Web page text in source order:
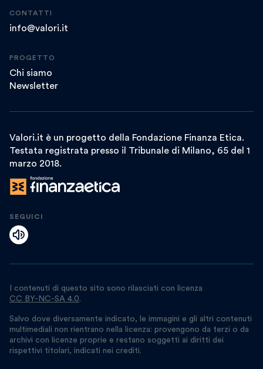
CONTATTI
info@valori.it
PROGETTO
Chi siamo
Newsletter
Valori.it è un progetto della Fondazione Finanza Etica.
Testata registrata presso il Tribunale di Milano, 65 del 1
marzo 2018.
SEGUICI
I contenuti di questo sito sono rilasciati con licenza
CC BY-NC-SA 4.0.
Salvo dove diversamente indicato, le immagini e gli altri contenuti
multimediali non rientrano nella licenza: provengono da terzi o da
archivi con licenze proprie e restano soggetti ai diritti dei
rispettivi titolari, indicati nei crediti.